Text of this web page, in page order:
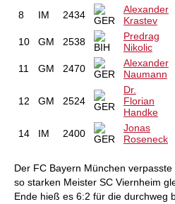
8
IM 2434
Alexander
Krastev
10
GM 2538
Predrag
Nikolic
11
GM 2470
Alexander
Naumann
12 GM 2524
Dr.
Florian
Handke
14 IM 2400
Jonas
Roseneck
Der FC Bayern München
so starken Meister SC Viernheim
Ende hieß es 6:2 für die durchweg